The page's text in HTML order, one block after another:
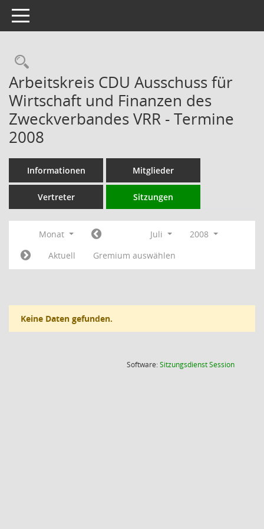
Toggle navigation
Rechercheauswahl
Arbeitskreis CDU Ausschuss für
Wirtschaft und Finanzen des
Zweckverbandes VRR - Termine
2008
Informationen Mitglieder
Vertreter Sitzungen
Monat Juli
2008
Aktuell
Gremium auswählen
Keine Daten gefunden.
Software:SitzungsdienstSession(Wird in